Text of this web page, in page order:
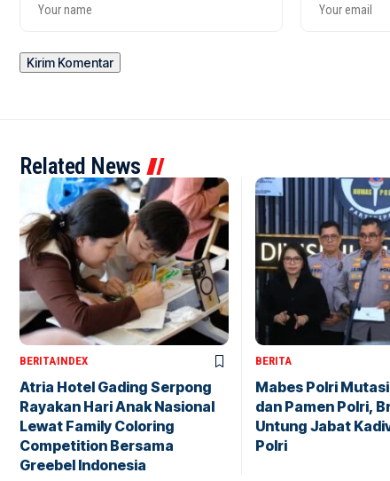
Related News
BERITAINDEX
Atria Hotel Gading Serpong
Rayakan Hari Anak Nasional
Lewat Family Coloring
Competition Bersama
Greebel Indonesia
BERITA
Mabes Polri
dan Pamen Polri,
Untung Jabat
Polri